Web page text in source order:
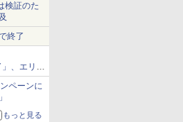
検証のた
終了
、エリア
題
ペーンに
もっと見る